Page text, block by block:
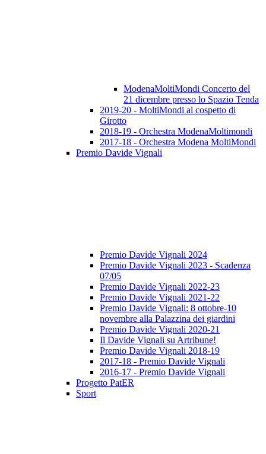
ModenaMoltiMondi Concerto del
21 dicembre presso lo Spazio Tenda
2019-20 - MoltiMondi al cospetto di
Girotto
2018-19 - Orchestra ModenaMoltimondi
2017-18 - Orchestra Modena MoltiMondi
Premio Davide Vignali
Premio Davide Vignali 2024
Premio Davide Vignali 2023 - Scadenza
07/05
Premio Davide Vignali 2022-23
Premio Davide Vignali 2021-22
Premio Davide Vignali: 8 ottobre-10
novembre alla Palazzina dei giardini
Premio Davide Vignali 2020-21
Il Davide Vignali su Artribune!
Premio Davide Vignali 2018-19
2017-18 - Premio Davide Vignali
2016-17 - Premio Davide Vignali
Progetto PatER
Sport